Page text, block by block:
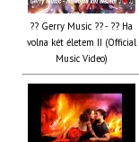
?? Gerry Music ?? - ?? Ha
volna két életem II (Official
Music Video)